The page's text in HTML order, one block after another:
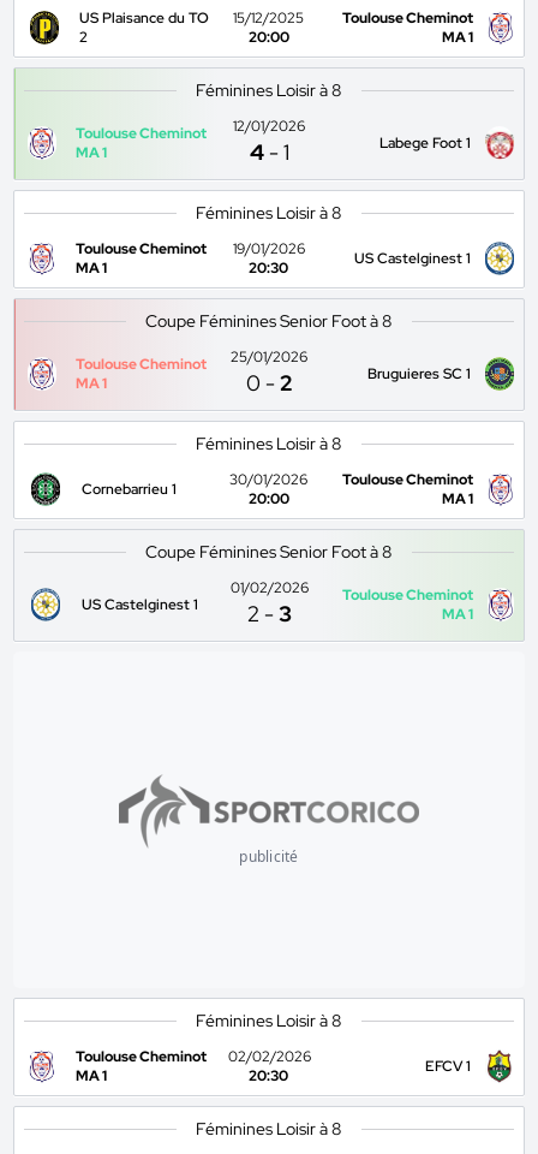
US Plaisance du TO
2
15/12/2025
20:00
Toulouse Cheminot
MA 1
Féminines Loisir à 8
Toulouse Cheminot
MA 1
12/01/2026
4 -1 Labege Foot 1
Féminines Loisir à 8
Toulouse Cheminot
MA 1
19/01/2026
20:30
US Castelginest 1
Coupe Féminines Senior Foot à 8
Toulouse Cheminot
MA 1
25/01/2026
0 -2 Bruguieres SC 1
Féminines Loisir à 8
Cornebarrieu 1
30/01/2026
20:00
Toulouse Cheminot
MA 1
Coupe Féminines Senior Foot à 8
US Castelginest 1
01/02/2026
2 -3
Toulouse Cheminot
MA 1
publicité
Féminines Loisir à 8
Toulouse Cheminot
MA 1
02/02/2026
20:30
EFCV 1
Féminines Loisir à 8